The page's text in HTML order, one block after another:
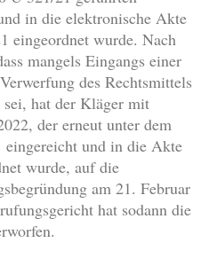
in die elektronische Akte
eingeordnet wurde. Nach
mangels Eingangs einer
des Rechtsmittels
hat der Kläger mit
der erneut unter dem
und in die Akte
wurde, auf die
am 21. Februar
hat sodann die